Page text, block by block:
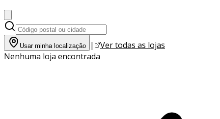
Usar minha localização |
Ver todas as lojas
Nenhuma loja encontrada